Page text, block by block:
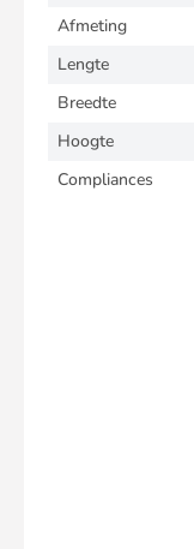
Afmeting
Lengte
Breedte
Hoogte
Compliances